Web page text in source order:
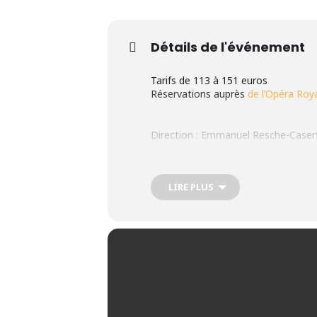
Détails de l'événement
Tarifs de 113 à 151 euros
Réservations auprès de l’Opéra
Direction : Emmanuel Resche-
Les Six Concertos
Brandebourg. Chaque concerto est
Bach de démontrer sa maîtrise de
LIRE PLUS